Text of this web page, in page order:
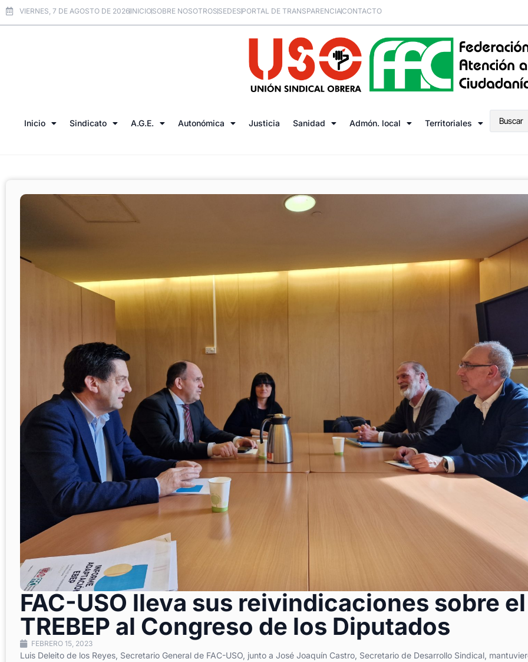
VIERNES, 7 DE AGOSTO DE 2026INICIOSOBRE NOSOTROSSEDESPORTAL DE TRANSPARENCIACONTACTO
Inicio Sindicato A.G.E. Autonómica Justicia Sanidad Admón. local Territoriales
FAC-USO lleva sus reivindicaciones sobre el
TREBEP al Congreso de los Diputados
FEBRERO 15, 2023
Luis Deleito de los Reyes, Secretario General de FAC-USO, junto a José Joaquín Castro, Secretario de Desarrollo Sindical,